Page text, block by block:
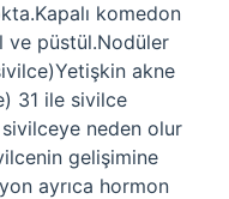
komedon
ve püstül.Nodüler
akne
31 ile sivilce
sivilceye neden olur
gelişimine
ayrıca hormon